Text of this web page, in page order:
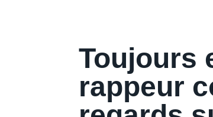
Toujours
rappeur